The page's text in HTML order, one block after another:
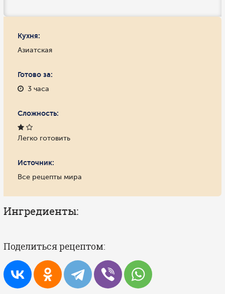
Кухня:
Азиатская
Готово за:
3 часа
Сложность:
Легко готовить
Источник:
Все рецепты мира
Ингредиенты:
Поделиться рецептом: